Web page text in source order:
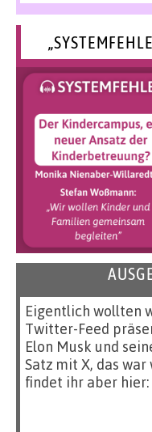
Eigentlich wollten
Twitter-Feed
Elon Musk und
Satz mit X, das war
findet ihr aber hier: